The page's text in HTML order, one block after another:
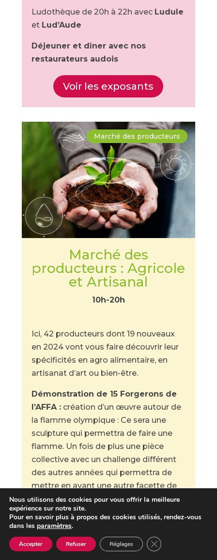
Ludothèque de 20h à 22h avec Ludule
et Lud’Aude
Déjeuner et dîner avec nos
restaurateurs audois
Voir les exposants
Marché des producteurs
Marché des
producteurs : Agricole
et Artisanal
10h-20h
Ici, 42 producteurs dont 19 nouveaux
en 2024 vont vous faire découvrir leur
spécificités en agro alimentaire, en
artisanat d’art ou bien-être.
Démonstration de 15 Forgerons de
l’AFFA :création d’un œuvre autour de
la flamme olympique : Ce sera une
sculpture qui permettra de faire une
flamme. Un fois de plus une pièce
collective avec un challenge différent
des autres années qui permettra de
mettre en avant une autre facette de
leur merveilleux métier.
Ateliers de l’association L’Outil en
main :
manuels pour les enfants
Nous utilisons des cookies pour vous offrir la meilleure
expérience sur notre site.
Pour en savoir plus à propos des cookies utilisés, rendez-vous
dans les paramètres.
Accepter Refuser Réglages Fermer la bannière